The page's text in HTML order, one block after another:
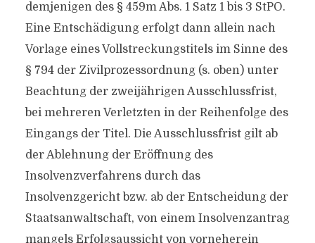
demjenigen des § 459m Abs. 1 Satz 1 bis 3 StPO.
Eine Entschädigung erfolgt dann allein nach
Vorlage eines Vollstreckungstitels im Sinne des
§ 794 der Zivilprozessordnung (s. oben) unter
Beachtung der zweijährigen Ausschlussfrist,
bei mehreren Verletzten in der Reihenfolge des
Eingangs der Titel. Die Ausschlussfrist gilt ab
der Ablehnung der Eröffnung des
Insolvenzverfahrens durch das
Insolvenzgericht bzw. ab der Entscheidung der
Staatsanwaltschaft, von einem Insolvenzantrag
mangels Erfolgsaussicht von vorneherein